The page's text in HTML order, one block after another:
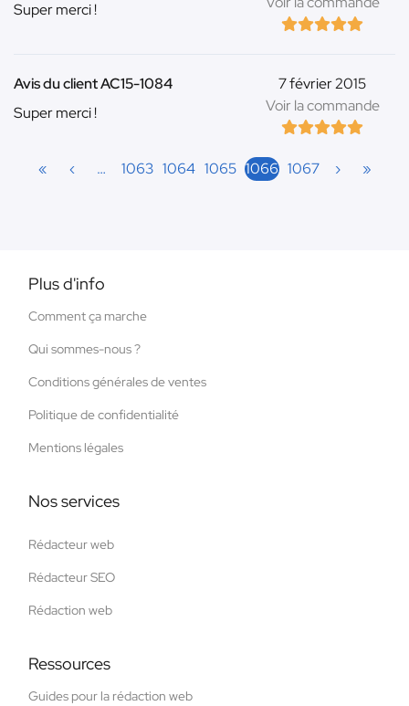
Super merci !
7 février 2015
Voir la commande
Avis du client AC15-1084
Super merci !
« ‹ … 1063 1064 1065 1066 1067 › »
Plus d'info
Comment ça marche
Qui sommes-nous ?
Conditions générales de ventes
Politique de confidentialité
Mentions légales
Nos services
Rédacteur web
Rédacteur SEO
Rédaction web
Ressources
Guides pour la rédaction web